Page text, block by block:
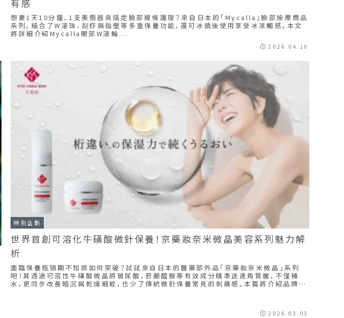
有感
想要1天10分鐘、1支美顏器具搞定臉部線條護理？來自日本的「Mycalla」臉部按摩商品
系列，結合了W滾珠、刮痧與指壓等多重保養功能，還可冰鎮後使用享受冰涼觸感。本文
將詳細介紹Mycalla眼部W滾輪...
2026.04.10
特別企劃
世界首創可溶化牛磺酸微針保養！京藥妝奈米微晶美容系列魅力解
析
面臨保養瓶頸期不知該如何突破？試試來自日本的醫藥部外品「京藥妝奈米微晶」系列
吧！其透過可溶性牛磺酸微晶將玻尿酸、菸鹼醯胺等有效成分精準送達角質層，不僅補
水，更同步改善暗沉與乾燥細紋，也少了傳統微針保養常見的刺痛感。本篇將介紹品牌2
2026.03.03